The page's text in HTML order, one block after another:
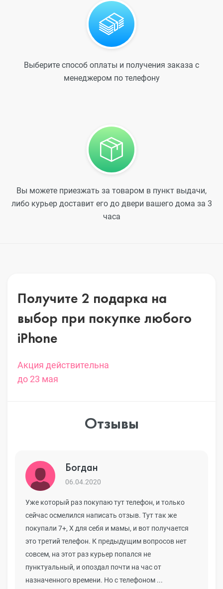
Выберите способ оплаты и получения заказа с
менеджером по телефону
Вы можете приезжать за товаром в пункт выдачи,
либо курьер доставит его до двери вашего дома за 3
часа
Получите 2 подарка на
выбор при покупке любого
iPhone
Акция действительна
до 23 мая
Отзывы
Богдан
06.04.2020
Уже который раз покупаю тут телефон, и только
сейчас осмелился написать отзыв. Тут так же
покупали 7+, Х для себя и мамы, и вот получается
это третий телефон. К предыдущим вопросов нет
совсем, на этот раз курьер попался не
пунктуальный, и опоздал почти на час от
назначенного времени. Но с телефоном ...